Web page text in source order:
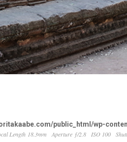
public_html/wp-
Length 18.3mm Aperture ƒ/2.8 ISO 100